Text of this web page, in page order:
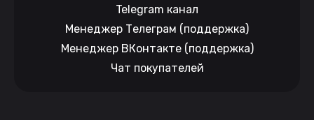
Telegram канал
Менеджер Телеграм (поддержка)
Менеджер ВКонтакте (поддержка)
Чат покупателей